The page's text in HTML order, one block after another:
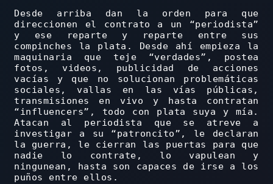
Desde arriba dan la orden para que
direccionen el contrato a un “periodista”
y ese reparte y reparte entre sus
compinches la plata. Desde ahí empieza la
maquinaria que teje “verdades”, postea
fotos, videos, publicidad de acciones
vacías y que no solucionan problemáticas
sociales, vallas en las vías públicas,
transmisiones en vivo y hasta contratan
“influencers”, todo con plata suya y mía.
Atacan al periodista que se atreve a
investigar a su “patroncito”, le declaran
la guerra, le cierran las puertas para que
nadie lo contrate, lo vapulean y
ningunean, hasta son capaces de irse a los
puños entre ellos.